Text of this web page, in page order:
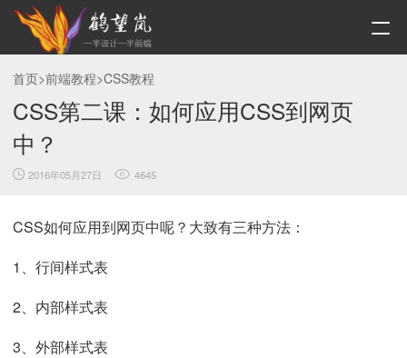
首页>前端教程>CSS教程
CSS第二课：如何应用CSS到网页
中？
2016年05月27日 4645
CSS如何应用到网页中呢？大致有三种方法：
1、行间样式表
2、内部样式表
3、外部样式表